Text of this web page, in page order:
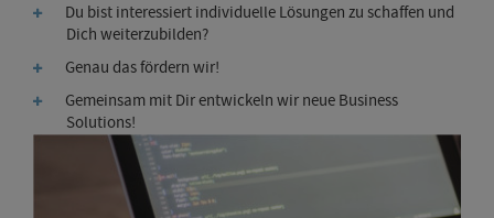
Du bist interessiert individuelle Lösungen zu schaffen und
Dich weiterzubilden?
Genau das fördern wir!
Gemeinsam mit Dir entwickeln wir neue Business
Solutions!